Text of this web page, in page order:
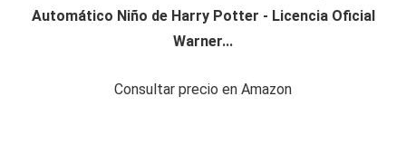
Automático Niño de Harry Potter - Licencia Oficial
Warner...
Consultar precio en Amazon